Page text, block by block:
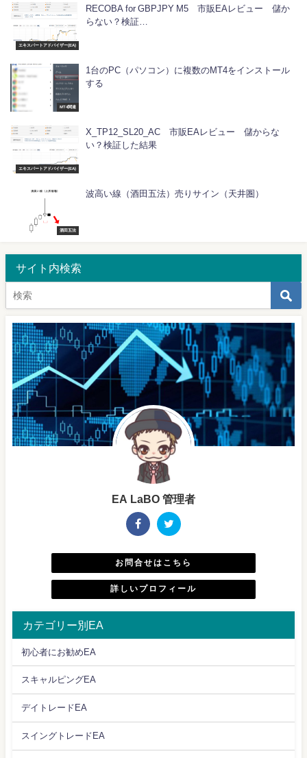
エキスパートアドバイザー(EA)
RECOBA for GBPJPY M5 市販EAレビュー 儲か
らない？検証…
MT4関連
1台のPC（パソコン）に複数のMT4をインストール
する
エキスパートアドバイザー(EA)
X_TP12_SL20_AC 市販EAレビュー 儲からな
い？検証した結果
酒田五法
波高い線（酒田五法）売りサイン（天井圏）
サイト内検索
EA LaBO 管理者
お問合せはこちら
詳しいプロフィール
カテゴリー別EA
初心者にお勧めEA
スキャルピングEA
デイトレードEA
スイングトレードEA